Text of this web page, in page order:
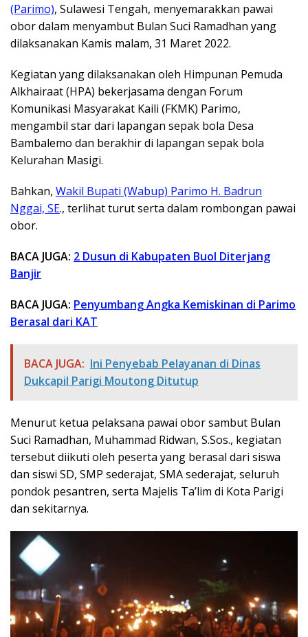
(Parimo), Sulawesi Tengah, menyemarakkan pawai
obor dalam menyambut Bulan Suci Ramadhan yang
dilaksanakan Kamis malam, 31 Maret 2022.
Kegiatan yang dilaksanakan oleh Himpunan Pemuda
Alkhairaat (HPA) bekerjasama dengan Forum
Komunikasi Masyarakat Kaili (FKMK) Parimo,
mengambil star dari lapangan sepak bola Desa
Bambalemo dan berakhir di lapangan sepak bola
Kelurahan Masigi.
Bahkan, Wakil Bupati (Wabup) Parimo H. Badrun
Nggai, SE., terlihat turut serta dalam rombongan pawai
obor.
BACA JUGA: 2 Dusun di Kabupaten Buol Diterjang
Banjir
BACA JUGA: Penyumbang Angka Kemiskinan di Parimo
Berasal dari KAT
BACA JUGA: Ini Penyebab Pelayanan di Dinas
Dukcapil Parigi Moutong Ditutup
Menurut ketua pelaksana pawai obor sambut Bulan
Suci Ramadhan, Muhammad Ridwan, S.Sos., kegiatan
tersebut diikuti oleh peserta yang berasal dari siswa
dan siswi SD, SMP sederajat, SMA sederajat, seluruh
pondok pesantren, serta Majelis Ta’lim di Kota Parigi
dan sekitarnya.